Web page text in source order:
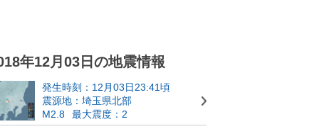
年12月03日の地震情報
発生時刻：12月03日23:41頃
震源地：埼玉県北部
M2.8
最大震度：2